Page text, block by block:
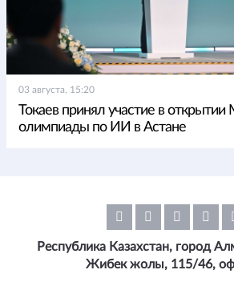
03 августа, 15:20
Токаев принял участие в
олимпиады по ИИ в Астане
Республика Казахстан, город
Жибек жолы, 115/46,